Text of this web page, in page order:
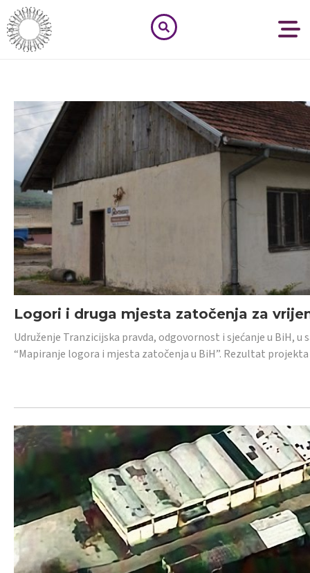
Logori i druga mjesta zatočenja za
Udruženje Tranzicijska pravda, odgovornost i sjećanje u BiH,
“Mapiranje logora i mjesta zatočenja u BiH”. Rezultat